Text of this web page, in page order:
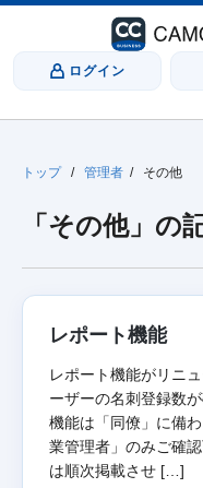
ログイン
トップ / 管理者 / その他
「その他」の
レポート機能
レポート機能がリニ
ーザーの名刺登録
機能は「同僚」に備
業管理者」のみご確
は順次掲載させ […]